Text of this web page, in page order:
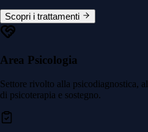
Scopri i trattamenti
Area Psicologia
Settore rivolto alla psicodiagnostica,
di psicoterapia e sostegno.